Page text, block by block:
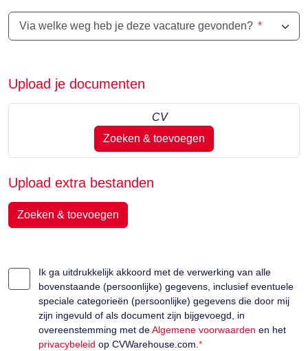
Via welke weg heb je deze vacature gevonden? *
Upload je documenten
CV
Zoeken & toevoegen
Upload extra bestanden
Zoeken & toevoegen
Ik ga uitdrukkelijk akkoord met de verwerking van alle
bovenstaande (persoonlijke) gegevens, inclusief eventuele
speciale categorieën (persoonlijke) gegevens die door mij
zijn ingevuld of als document zijn bijgevoegd, in
overeenstemming met deAlgemene voorwaarden en het
privacybeleid op CVWarehouse.com. *